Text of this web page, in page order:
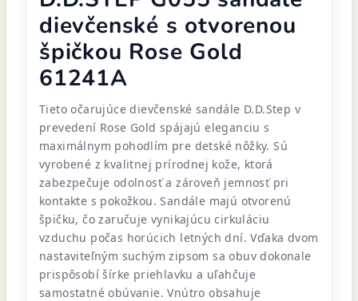
dievčenské s otvorenou
špičkou Rose Gold
61241A
Tieto očarujúce dievčenské sandále D.D.Step v
prevedení Rose Gold spájajú eleganciu s
maximálnym pohodlím pre detské nôžky. Sú
vyrobené z kvalitnej prírodnej kože, ktorá
zabezpečuje odolnosť a zároveň jemnosť pri
kontakte s pokožkou. Sandále majú otvorenú
špičku, čo zaručuje vynikajúcu cirkuláciu
vzduchu počas horúcich letných dní. Vďaka dvom
nastaviteľným suchým zipsom sa obuv dokonale
prispôsobí šírke priehlavku a uľahčuje
samostatné obúvanie. Vnútro obsahuje